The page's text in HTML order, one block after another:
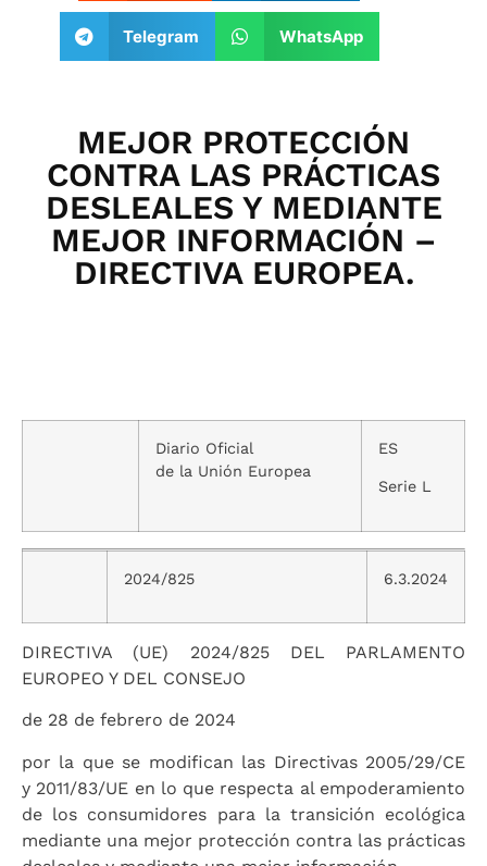
Telegram WhatsApp
MEJOR PROTECCIÓN
CONTRA LAS PRÁCTICAS
DESLEALES Y MEDIANTE
MEJOR INFORMACIÓN –
DIRECTIVA EUROPEA.
Diario Oficial
de la Unión Europea
ES
Serie L
2024/825 6.3.2024
DIRECTIVA (UE) 2024/825 DEL PARLAMENTO
EUROPEO Y DEL CONSEJO
de 28 de febrero de 2024
por la que se modifican las Directivas 2005/29/CE
y 2011/83/UE en lo que respecta al empoderamiento
de los consumidores para la transición ecológica
mediante una mejor protección contra las prácticas